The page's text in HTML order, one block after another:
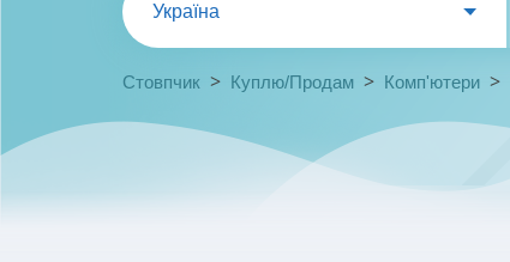
Україна
Стовпчик > Куплю/Продам > Комп'ютери >